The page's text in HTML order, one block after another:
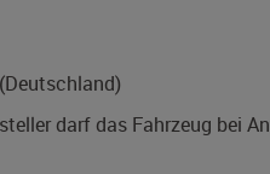
darf das Fahrzeug bei